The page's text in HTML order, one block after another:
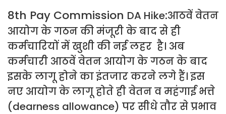
8th Pay Commission DA Hike:आठवें वेतन
आयोग के गठन की मंजूरी के बाद से ही
कर्मचारियों में खुशी की नई लहर है। अब
कर्मचारी आठवें वेतन आयोग के गठन के बाद
इसके लागू होने का इंतजार करने लगे हैं। इस
नए आयोग के लागू होते ही वेतन व महंगाई भत्ते
(dearness allowance) पर सीधे तौर से प्रभाव